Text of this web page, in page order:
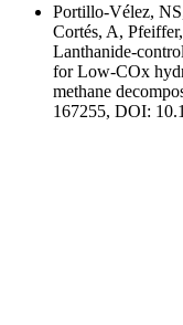
Portillo-Vélez,
Cortés, A,
Lanthanide-
for Low-COx
methane
167255, DOI: